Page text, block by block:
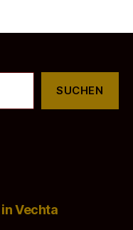
SUCHEN
Vechta